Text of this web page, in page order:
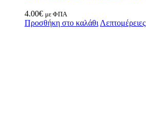
4.00€ με ΦΠΑ
Προσθήκη στο καλάθι Λεπτομέρειες